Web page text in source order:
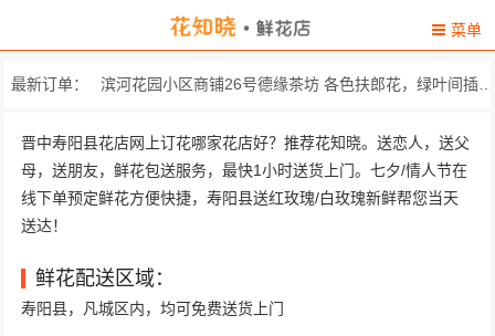
菜单
最新订单：
晋中市寿阳县鼎尚时代广场 33朵精选红玫瑰，搭配顶...
山西省晋中市寿阳县 由21枝精装粉玫瑰搭配黄...
晋中寿阳县花店网上订花哪家花店好？推荐花知晓。送恋人，送父
母，送朋友，鲜花包送服务，最快1小时送货上门。七夕/情人节在
线下单预定鲜花方便快捷，寿阳县送红玫瑰/白玫瑰新鲜帮您当天
送达！
鲜花配送区域：
寿阳县，凡城区内，均可免费送货上门